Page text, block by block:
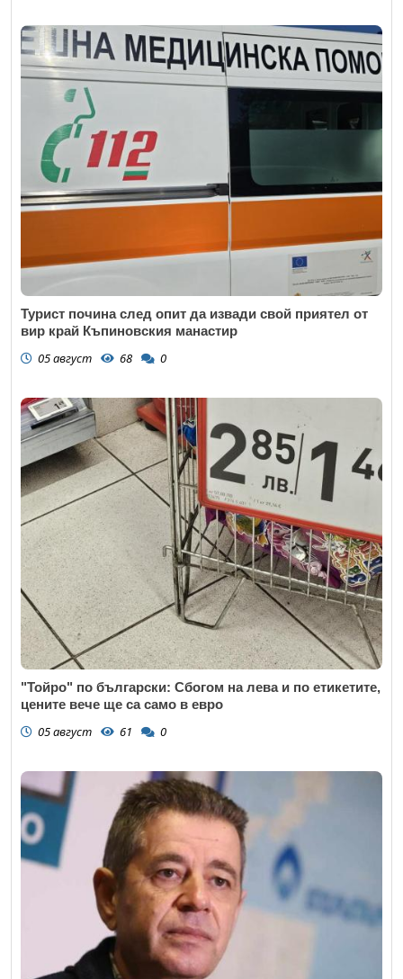
Турист почина след опит да извади свой приятел от
вир край Къпиновския манастир
05 август 68 0
"Тойро" по български: Сбогом на лева и по етикетите,
цените вече ще са само в евро
05 август 61 0